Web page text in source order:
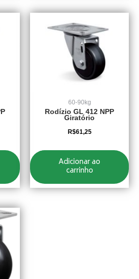
60-90kg
Rodízio GL 412 NPP
Giratório
R$61,25
Adicionar ao
carrinho